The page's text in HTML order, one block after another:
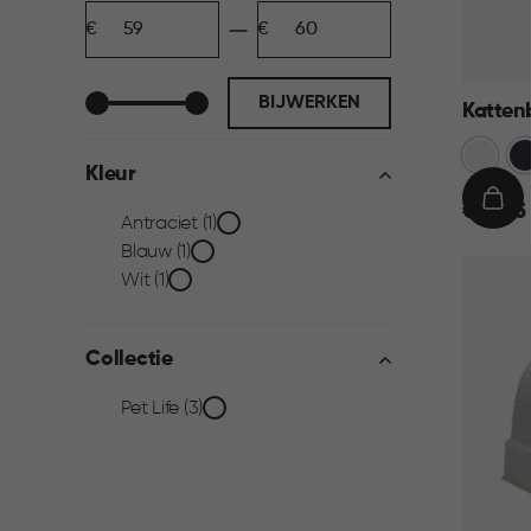
filter
BIJWERKEN
Kleur
Kleur
filter
Antraciet (1)
Blauw (1)
Wit (1)
Collectie
Collectie
Pet Life (3)
€€ 59,95
IN